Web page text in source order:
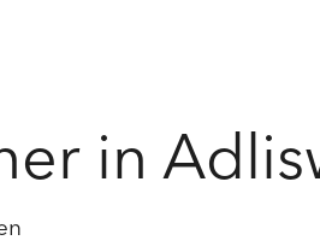
in